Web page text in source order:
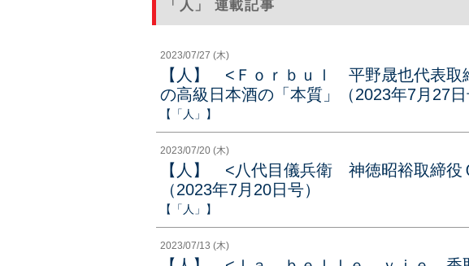
「人」 連載記事
2023/07/27 (木)
【人】 <Ｆｏｒｂｕｌ 平野晟也代表
の高級日本酒の「本質」（2023年7月27日
【「人」】
2023/07/20 (木)
【人】 <八代目儀兵衛 神徳昭裕取締役
（2023年7月20日号）
【「人」】
2023/07/13 (木)